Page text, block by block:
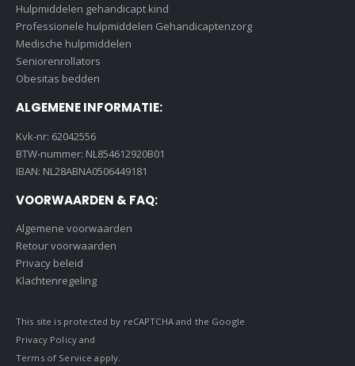
Hulpmiddelen gehandicapt kind
Professionele hulpmiddelen Gehandicaptenzorg
Medische hulpmiddelen
Seniorenrollators
Obesitas bedden
ALGEMENE INFORMATIE:
Kvk-nr: 62042556
BTW-nummer: NL854612920B01
IBAN: NL28ABNA0506449181
VOORWAARDEN & FAQ:
Algemene voorwaarden
Retour voorwaarden
Privacy beleid
Klachtenregeling
This site is protected by reCAPTCHA and the Google
Privacy Policyand
Terms of Service apply.